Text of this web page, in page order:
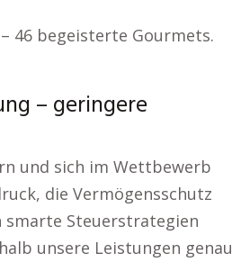
46 begeisterte Gourmets.
– geringere
und sich im Wettbewerb
die Vermögensschutz
smarte Steuerstrategien
unsere Leistungen genau